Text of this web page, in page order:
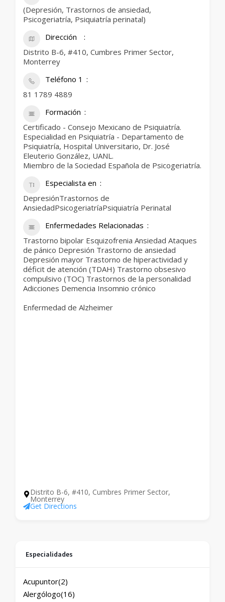
(Depresión, Trastornos de ansiedad,
Psicogeriatría, Psiquiatría perinatal)
Dirección
Distrito B-6, #410, Cumbres Primer Sector,
Monterrey
Teléfono 1
81 1789 4889
Formación
Certificado - Consejo Mexicano de Psiquiatría.
Especialidad en Psiquiatría - Departamento de
Psiquiatría, Hospital Universitario, Dr. José
Eleuterio González, UANL.
Miembro de la Sociedad Española de Psicogeriatría.
Especialista en
DepresiónTrastornos de
AnsiedadPsicogeriatríaPsiquiatría Perinatal
Enfermedades Relacionadas
Trastorno bipolar Esquizofrenia Ansiedad Ataques
de pánico Depresión Trastorno de ansiedad
Depresión mayor Trastorno de hiperactividad y
déficit de atención (TDAH) Trastorno obsesivo
compulsivo (TOC) Trastornos de la personalidad
Adicciones Demencia Insomnio crónico
Enfermedad de Alzheimer
Distrito B-6, #410, Cumbres Primer Sector,
Monterrey
Get Directions
Especialidades
Acupuntor(2)
Alergólogo(16)